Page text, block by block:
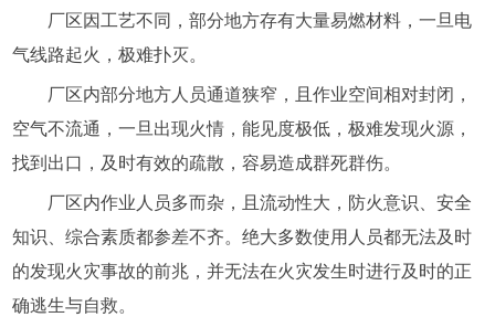
厂区因工艺不同，部分地方存有大量易燃材料，一旦电
气线路起火，极难扑灭。
厂区内部分地方人员通道狭窄，且作业空间相对封闭，
空气不流通，一旦出现火情，能见度极低，极难发现火源，
找到出口，及时有效的疏散，容易造成群死群伤。
厂区内作业人员多而杂，且流动性大，防火意识、安全
知识、综合素质都参差不齐。绝大多数使用人员都无法及时
的发现火灾事故的前兆，并无法在火灾发生时进行及时的正
确逃生与自救。